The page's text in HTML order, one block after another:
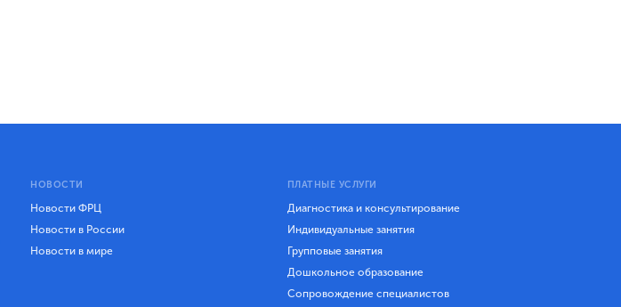
НОВОСТИ
Новости ФРЦ
Новости в России
Новости в мире
ПЛАТНЫЕ УСЛУГИ
Диагностика и консультирование
Индивидуальные занятия
Групповые занятия
Дошкольное образование
Сопровождение специалистов